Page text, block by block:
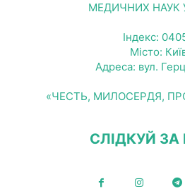
МЕДИЧНИХ НАУК
Індекс:
Місто:
Адреса: вул.
«ЧЕСТЬ, МИЛОСЕРДЯ,
СЛІДКУЙ